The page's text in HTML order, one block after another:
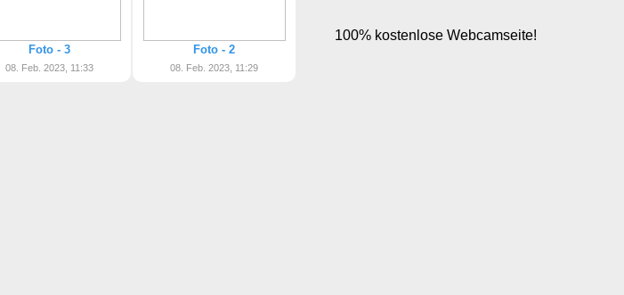
Foto - 3
08. Feb. 2023, 11:33
Foto - 2
08. Feb. 2023, 11:29